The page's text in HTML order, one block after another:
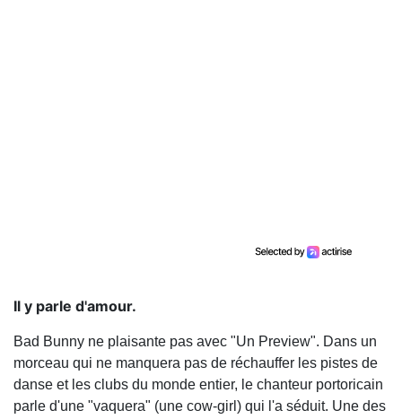
Il y parle d'amour.
Bad Bunny ne plaisante pas avec "Un Preview". Dans un
morceau qui ne manquera pas de réchauffer les pistes de
danse et les clubs du monde entier, le chanteur portoricain
parle d'une "vaquera" (une cow-girl) qui l'a séduit. Une des